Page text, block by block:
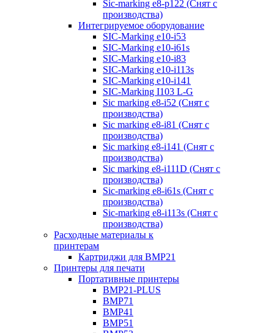
Sic-marking e8-p122 (Снят с
производства)
Интегрируемое оборудование
SIC-Marking e10-i53
SIC-Marking e10-i61s
SIC-Marking e10-i83
SIC-Marking e10-i113s
SIC-Marking e10-i141
SIC-Marking I103 L-G
Sic marking e8-i52 (Снят с
производства)
Sic marking e8-i81 (Снят с
производства)
Sic marking e8-i141 (Снят с
производства)
Sic marking e8-i111D (Снят с
производства)
Sic-marking e8-i61s (Снят с
производства)
Sic-marking e8-i113s (Снят с
производства)
Расходные материалы к
принтерам
Картриджи для BMP21
Принтеры для печати
Портативные принтеры
BMP21-PLUS
BMP71
BMP41
BMP51